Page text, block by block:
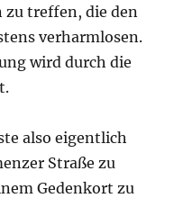
zu treffen, die den
verharmlosen.
wird durch die
also eigentlich
Straße zu
Gedenkort zu